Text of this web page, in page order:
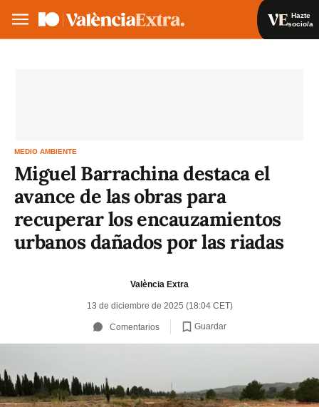
Hazte
socio/a
MEDIO AMBIENTE
Miguel Barrachina destaca el
avance de las obras para
recuperar los encauzamientos
urbanos dañados por las riadas
València Extra
13 de diciembre de 2025 (18:04 CET)
Comentarios Guardar